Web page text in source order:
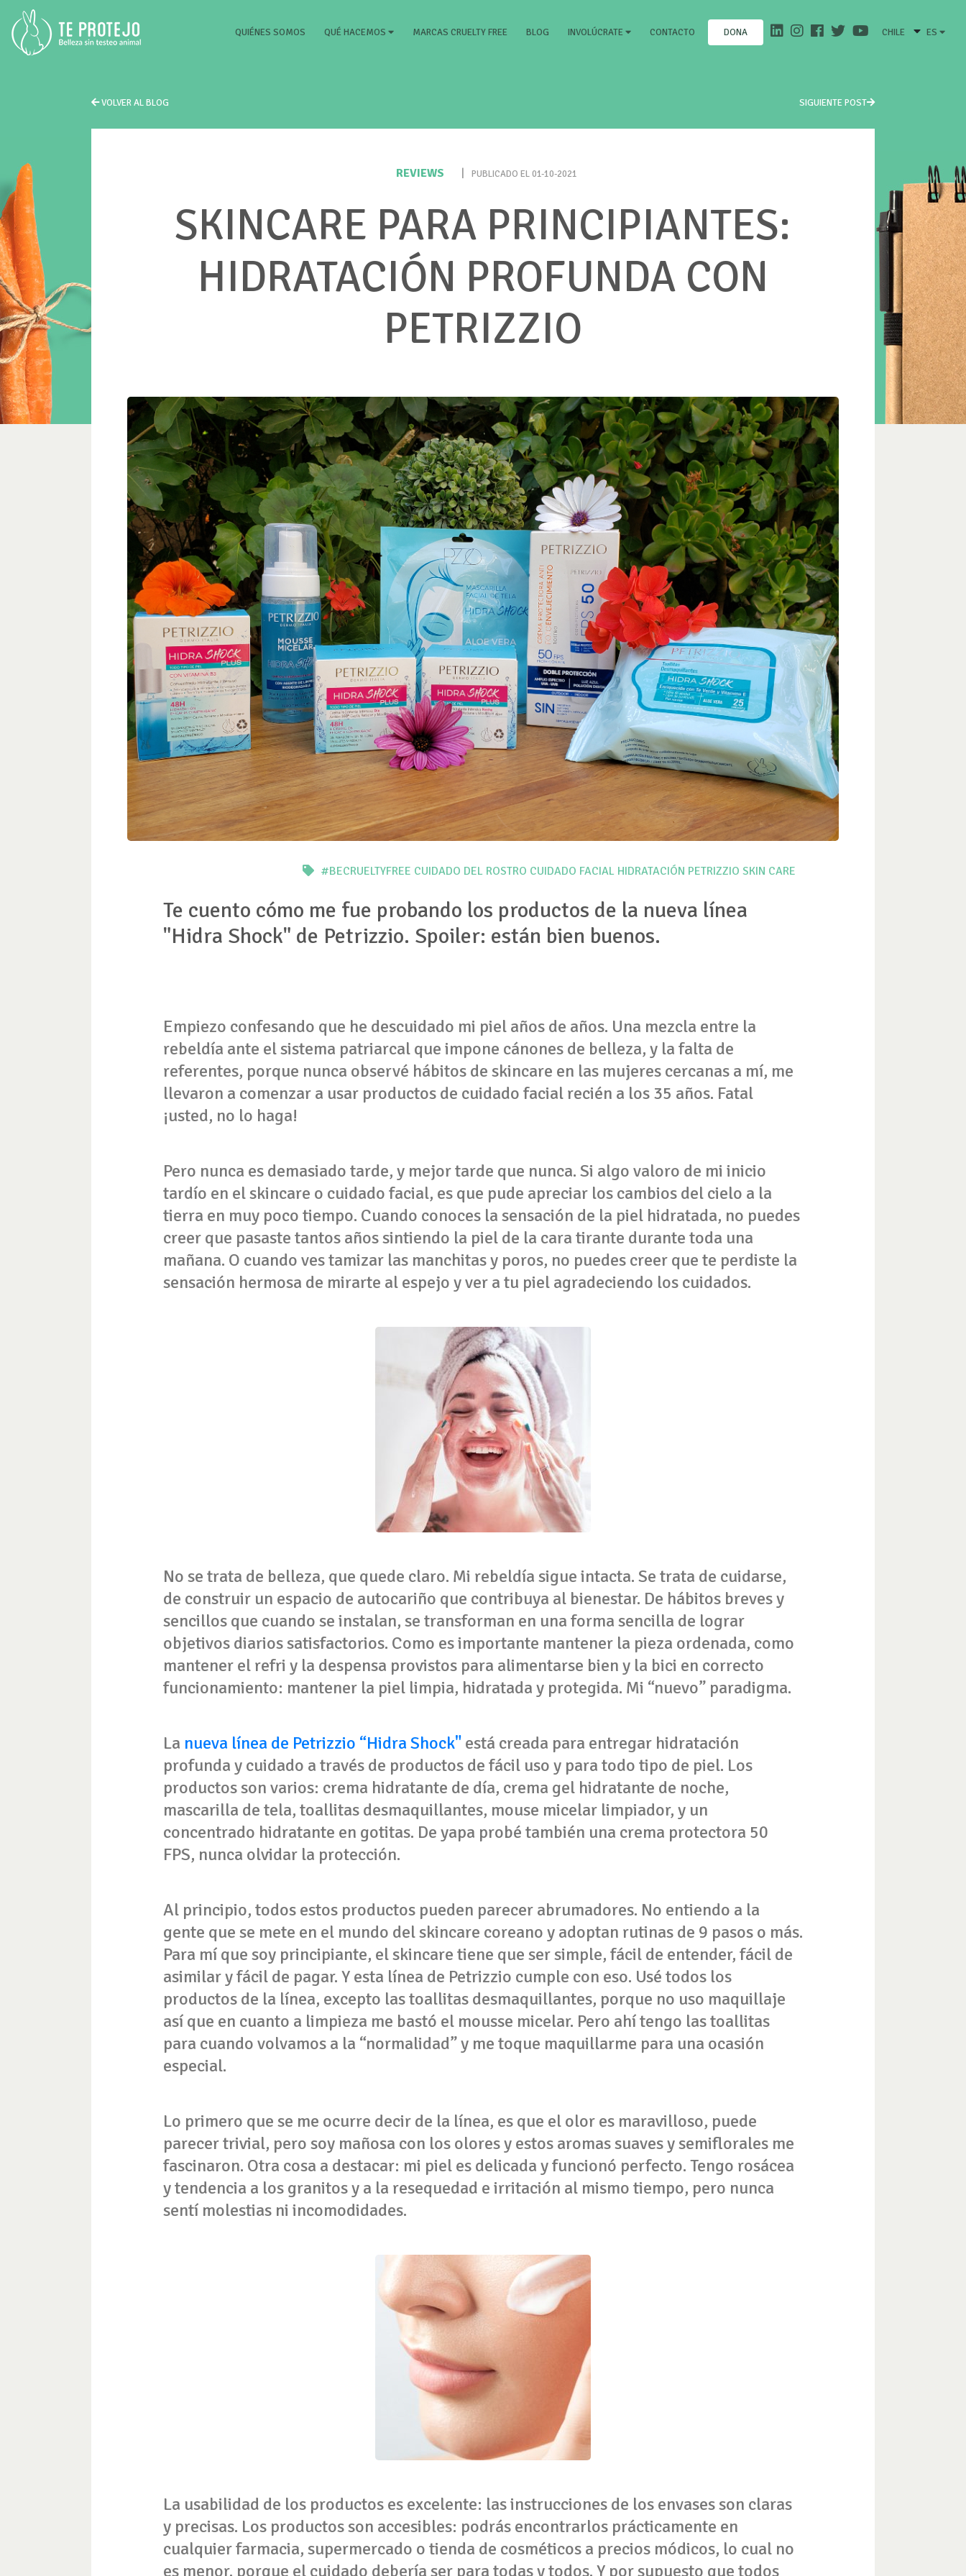
QUIÉNES SOMOS (CURRENT)
QUÉ HACEMOS MARCAS CRUELTY FREE BLOG INVOLÚCRATE CONTACTO DONA CHILE ES
VOLVER AL BLOG SIGUIENTE POST
REVIEWS PUBLICADO EL 01-10-2021
SKINCARE PARA PRINCIPIANTES:
HIDRATACIÓN PROFUNDA CON
PETRIZZIO
#BECRUELTYFREE CUIDADO DEL ROSTRO CUIDADO FACIAL HIDRATACIÓN PETRIZZIO SKIN CARE
Te cuento cómo me fue probando los productos de la nueva línea
"Hidra Shock" de Petrizzio. Spoiler: están bien buenos.
Empiezo confesando que he descuidado mi piel años de años. Una mezcla entre la
rebeldía ante el sistema patriarcal que impone cánones de belleza, y la falta de
referentes, porque nunca observé hábitos de skincare en las mujeres cercanas a mí, me
llevaron a comenzar a usar productos de cuidado facial recién a los 35 años. Fatal
¡usted, no lo haga!
Pero nunca es demasiado tarde, y mejor tarde que nunca. Si algo valoro de mi inicio
tardío en el skincare o cuidado facial, es que pude apreciar los cambios del cielo a la
tierra en muy poco tiempo. Cuando conoces la sensación de la piel hidratada, no puedes
creer que pasaste tantos años sintiendo la piel de la cara tirante durante toda una
mañana. O cuando ves tamizar las manchitas y poros, no puedes creer que te perdiste la
sensación hermosa de mirarte al espejo y ver a tu piel agradeciendo los cuidados.
No se trata de belleza, que quede claro. Mi rebeldía sigue intacta. Se trata de cuidarse,
de construir un espacio de autocariño que contribuya al bienestar. De hábitos breves y
sencillos que cuando se instalan, se transforman en una forma sencilla de lograr
objetivos diarios satisfactorios. Como es importante mantener la pieza ordenada, como
mantener el refri y la despensa provistos para alimentarse bien y la bici en correcto
funcionamiento: mantener la piel limpia, hidratada y protegida. Mi “nuevo” paradigma.
La nueva línea de Petrizzio “Hidra Shock" está creada para entregar hidratación
profunda y cuidado a través de productos de fácil uso y para todo tipo de piel. Los
productos son varios: crema hidratante de día, crema gel hidratante de noche,
mascarilla de tela, toallitas desmaquillantes, mouse micelar limpiador, y un
concentrado hidratante en gotitas. De yapa probé también una crema protectora 50
FPS, nunca olvidar la protección.
Al principio, todos estos productos pueden parecer abrumadores. No entiendo a la
gente que se mete en el mundo del skincare coreano y adoptan rutinas de 9 pasos o más.
Para mí que soy principiante, el skincare tiene que ser simple, fácil de entender, fácil de
asimilar y fácil de pagar. Y esta línea de Petrizzio cumple con eso. Usé todos los
productos de la línea, excepto las toallitas desmaquillantes, porque no uso maquillaje
así que en cuanto a limpieza me bastó el mousse micelar. Pero ahí tengo las toallitas
para cuando volvamos a la “normalidad” y me toque maquillarme para una ocasión
especial.
Lo primero que se me ocurre decir de la línea, es que el olor es maravilloso, puede
parecer trivial, pero soy mañosa con los olores y estos aromas suaves y semiflorales me
fascinaron. Otra cosa a destacar: mi piel es delicada y funcionó perfecto. Tengo rosácea
y tendencia a los granitos y a la resequedad e irritación al mismo tiempo, pero nunca
sentí molestias ni incomodidades.
La usabilidad de los productos es excelente: las instrucciones de los envases son claras
y precisas. Los productos son accesibles: podrás encontrarlos prácticamente en
cualquier farmacia, supermercado o tienda de cosméticos a precios módicos, lo cual no
es menor, porque el cuidado debería ser para todas y todos. Y por supuesto que todos